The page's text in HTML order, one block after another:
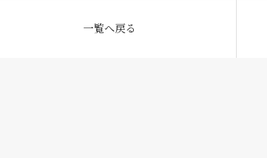
一覧へ戻る